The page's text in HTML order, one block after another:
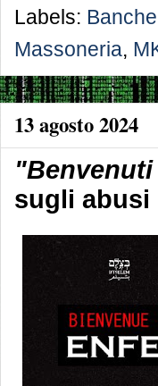
Labels: Banche
Massoneria,
13 agosto 2024
sugli abusi